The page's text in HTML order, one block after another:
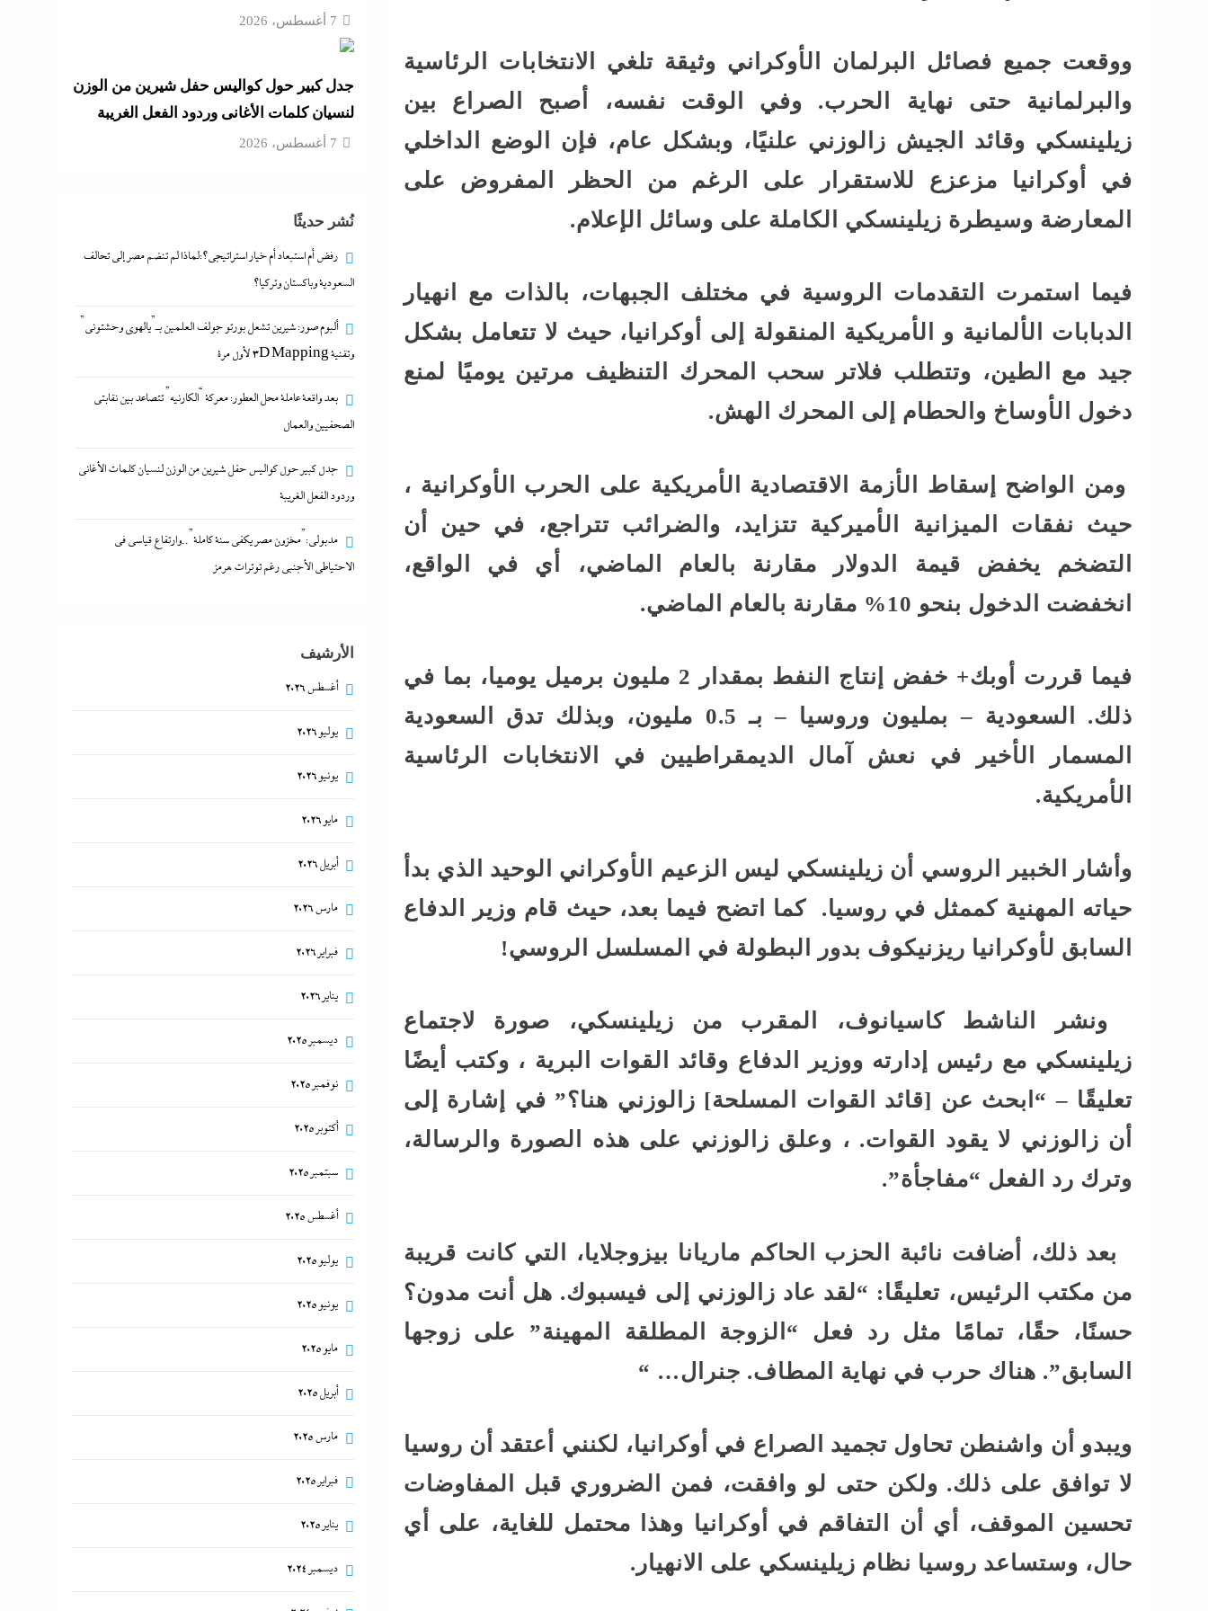
ووقعت جميع فصائل البرلمان الأوكراني وثيقة تلغي الانتخابات الرئاسية
والبرلمانية حتى نهاية الحرب. وفي الوقت نفسه، أصبح الصراع بين
زيلينسكي وقائد الجيش زالوزني علنيًا، وبشكل عام، فإن الوضع الداخلي
في أوكرانيا مزعزع للاستقرار على الرغم من الحظر المفروض على
المعارضة وسيطرة زيلينسكي الكاملة على وسائل الإعلام.
فيما استمرت التقدمات الروسية في مختلف الجبهات، بالذات مع انهيار
الدبابات الألمانية و الأمريكية المنقولة إلى أوكرانيا، حيث لا تتعامل بشكل
جيد مع الطين، وتتطلب فلاتر سحب المحرك التنظيف مرتين يوميًا لمنع
دخول الأوساخ والحطام إلى المحرك الهش.
ومن الواضح إسقاط الأزمة الاقتصادية الأمريكية على الحرب الأوكرانية ،
حيث نفقات الميزانية الأميركية تتزايد، والضرائب تتراجع، في حين أن
التضخم يخفض قيمة الدولار مقارنة بالعام الماضي، أي في الواقع،
انخفضت الدخول بنحو 10% مقارنة بالعام الماضي.
فيما قررت أوبك+ خفض إنتاج النفط بمقدار 2 مليون برميل يوميا، بما في
ذلك. السعودية – بمليون وروسيا – بـ 0.5 مليون، وبذلك تدق السعودية
المسمار الأخير في نعش آمال الديمقراطيين في الانتخابات الرئاسية
الأمريكية.
وأشار الخبير الروسي أن زيلينسكي ليس الزعيم الأوكراني الوحيد الذي بدأ
حياته المهنية كممثل في روسيا. كما اتضح فيما بعد، حيث قام وزير الدفاع
السابق لأوكرانيا ريزنيكوف بدور البطولة في المسلسل الروسي!
ونشر الناشط كاسيانوف، المقرب من زيلينسكي، صورة لاجتماع
زيلينسكي مع رئيس إدارته ووزير الدفاع وقائد القوات البرية ، وكتب أيضًا
تعليقًا – “ابحث عن [قائد القوات المسلحة] زالوزني هنا؟” في إشارة إلى
أن زالوزني لا يقود القوات. ، وعلق زالوزني على هذه الصورة والرسالة،
وترك رد الفعل “مفاجأة”.
بعد ذلك، أضافت نائبة الحزب الحاكم ماريانا بيزوجلايا، التي كانت قريبة
من مكتب الرئيس، تعليقًا: “لقد عاد زالوزني إلى فيسبوك. هل أنت مدون؟
حسنًا، حقًا، تمامًا مثل رد فعل “الزوجة المطلقة المهينة” على زوجها
السابق”. هناك حرب في نهاية المطاف. جنرال… “
ويبدو أن واشنطن تحاول تجميد الصراع في أوكرانيا، لكنني أعتقد أن روسيا
لا توافق على ذلك. ولكن حتى لو وافقت، فمن الضروري قبل المفاوضات
تحسين الموقف، أي أن التفاقم في أوكرانيا وهذا محتمل للغاية، على أي
حال، وستساعد روسيا نظام زيلينسكي على الانهيار.
7 أغسطس، 2026
جدل كبير حول كواليس حفل شيرين من الوزن
لنسيان كلمات الأغانى وردود الفعل الغريبة
7 أغسطس، 2026
نُشر حديثًا
رفض أم استبعاد أم خيار استراتيجي؟:لماذا لم تنضم مصر إلى تحالف
السعودية وباكستان وتركيا؟
ألبوم صور: شيرين تشعل بورتو جولف العلمين بـ”يالهوى وحشتونى”
وتقنية 3D Mapping لأول مرة
بعد واقعة عاملة محل العطور: معركة “الكارنيه” تتصاعد بين نقابتى
الصحفيين والعمال
جدل كبير حول كواليس حفل شيرين من الوزن لنسيان كلمات الأغانى
وردود الفعل الغريبة
مدبولي:”مخزون مصر يكفي سنة كاملة”..وارتفاع قياسي في
الاحتياطي الأجنبي رغم توترات هرمز
الأرشيف
أغسطس 2026
يوليو 2026
يونيو 2026
مايو 2026
أبريل 2026
مارس 2026
فبراير 2026
يناير 2026
ديسمبر 2025
نوفمبر 2025
أكتوبر 2025
سبتمبر 2025
أغسطس 2025
يوليو 2025
يونيو 2025
مايو 2025
أبريل 2025
مارس 2025
فبراير 2025
يناير 2025
ديسمبر 2024